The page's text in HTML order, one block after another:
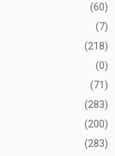
(60)
(7)
(218)
(0)
(71)
(283)
(200)
(283)